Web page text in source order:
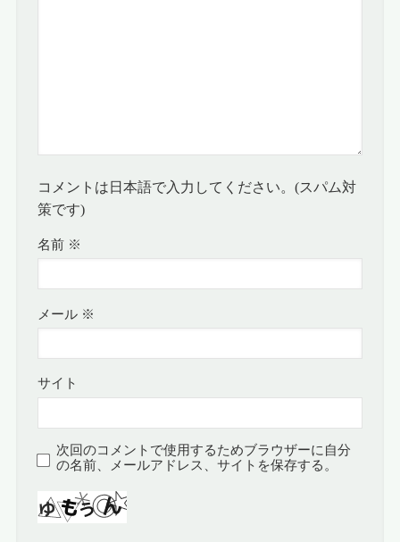
コメントは日本語で入力してください。(スパム対
策です)
名前 ※
メール ※
サイト
次回のコメントで使用するためブラウザーに自分
の名前、メールアドレス、サイトを保存する。